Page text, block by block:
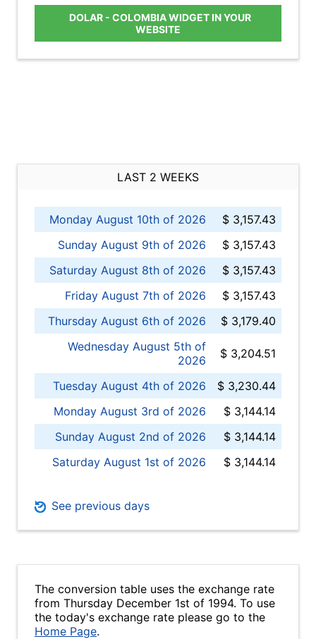
DOLAR - COLOMBIA WIDGET IN YOUR
WEBSITE
LAST 2 WEEKS
Monday August 10th of 2026
$ 3,157.43
Sunday August 9th of 2026
$ 3,157.43
Saturday August 8th of 2026
$ 3,157.43
Friday August 7th of 2026
$ 3,157.43
Thursday August 6th of 2026
$ 3,179.40
Wednesday August 5th of
2026
$ 3,204.51
Tuesday August 4th of 2026
$ 3,230.44
Monday August 3rd of 2026
$ 3,144.14
Sunday August 2nd of 2026
$ 3,144.14
Saturday August 1st of 2026
$ 3,144.14
See previous days
The conversion table uses the exchange rate
from Thursday December 1st of 1994. To use
the today's exchange rate please go to the
Home Page.